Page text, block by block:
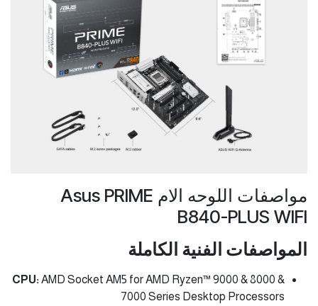
مواصفات اللوحه الام Asus PRIME
B840-PLUS WIFI
المواصفات الفنية الكاملة
CPU: AMD Socket AM5 for AMD Ryzen™ 9000 & 8000 &
7000 Series Desktop Processors